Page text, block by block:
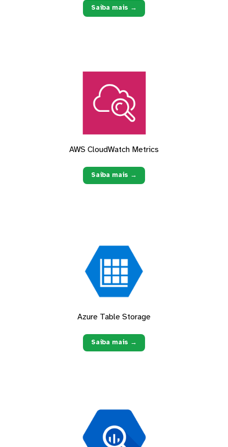
Saiba mais →
AWS CloudWatch Metrics
Saiba mais →
Azure Table Storage
Saiba mais →